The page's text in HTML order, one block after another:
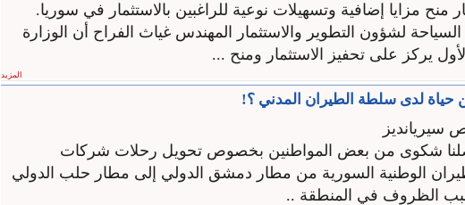
منح مزايا إضافية وتسهيلات نوعية للراغبين بالاستثمار في سوريا.
لشؤون التطوير والاستثمار المهندس غياث الفراح أن الوزارة
يركز على تحفيز الاستثمار ومنح ...
المزيد
حياة لدى سلطة الطيران المدني ؟!
سيريانديز
شكوى من بعض المواطنين بخصوص تحويل رحلات شركات
الوطنية السورية من مطار دمشق الدولي إلى مطار حلب الدولي
الظروف في المنطقة ..